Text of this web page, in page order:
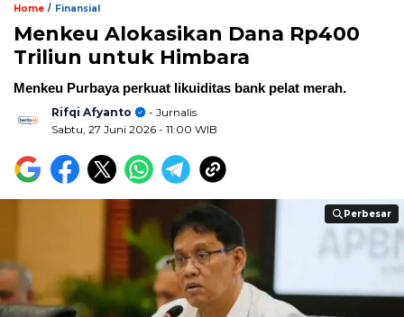
Home / Finansial
Menkeu Alokasikan Dana Rp400
Triliun untuk Himbara
Menkeu Purbaya perkuat likuiditas bank pelat merah.
Rifqi Afyanto
- Jurnalis
Sabtu, 27 Juni 2026 - 11:00 WIB
Perbesar
Perbesar